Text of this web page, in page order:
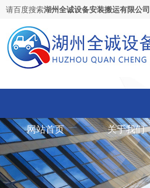
请百度搜索湖州全诚设备安装搬运有限公司
网站首页 关于我们